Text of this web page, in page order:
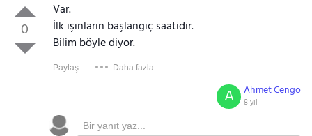
0
Var.
İlk ışınların başlangıç saatidir.
Bilim böyle diyor.
Paylaş: Daha fazla
Ahmet Cengo
8 yıl
A